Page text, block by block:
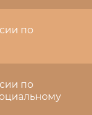
по
по